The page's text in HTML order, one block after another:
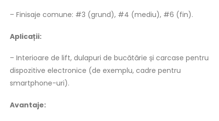
– Finisaje comune: #3 (grund), #4 (mediu), #6 (fin).
Aplicații:
– Interioare de lift, dulapuri de bucătărie și carcase pentru
dispozitive electronice (de exemplu, cadre pentru
smartphone-uri).
Avantaje: